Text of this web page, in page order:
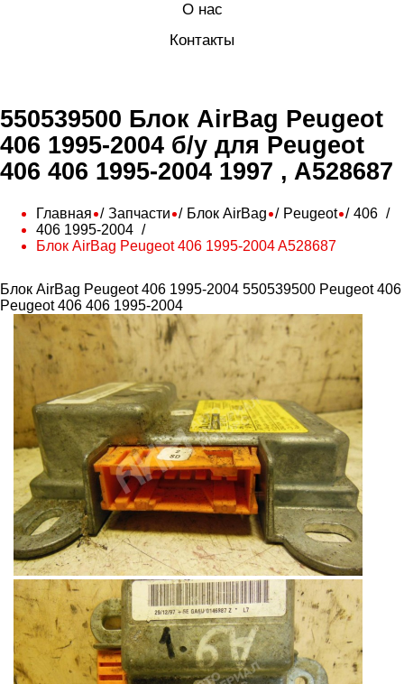
О нас
Контакты
550539500 Блок AirBag Peugeot
406 1995-2004 б/у для Peugeot
406 406 1995-2004 1997 , A528687
Главная Запчасти Блок AirBag Peugeot
406
406 1995-2004
Блок AirBag Peugeot 406 1995-2004 A528687
Блок AirBag Peugeot 406 1995-2004 550539500 Peugeot 406
Peugeot 406 406 1995-2004